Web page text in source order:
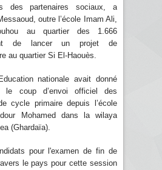
des partenaires sociaux, a
outre l’école Imam Ali,
au quartier des 1.666
de lancer un projet de
au quartier Si El-Haouès.
nationale avait donné
le coup d’envoi officiel des
cycle primaire depuis l’école
Mohamed dans la wilaya
(Ghardaïa).
pour l'examen de fin de
le pays pour cette session